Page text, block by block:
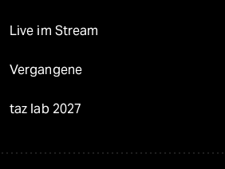
Live im Stream
Vergangene
taz lab 2027